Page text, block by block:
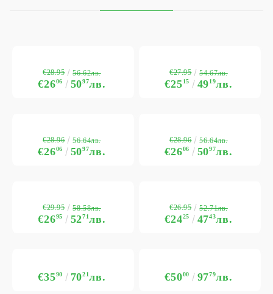
€2606 5097лв.
€28.95 56.62лв.
€2515 4919лв.
€27.95 54.67лв.
€2606 5097лв.
€28.96 56.64лв.
€2606 5097лв.
€28.96 56.64лв.
€2695 5271лв.
€29.95 58.58лв.
€2425 4743лв.
€26.95 52.71лв.
€3590 7021лв. €5000 9779лв.